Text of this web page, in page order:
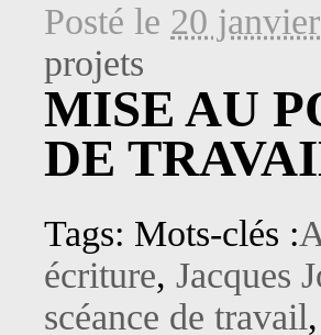
Posté le 20
projets
MISE AU
DE
Tags: Mots-clés :
écriture, Jacques
scéance de travail,